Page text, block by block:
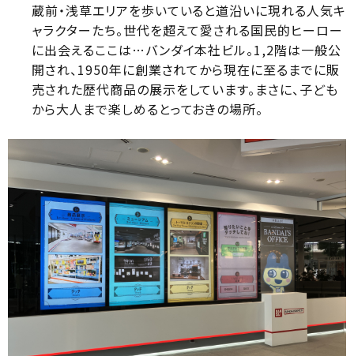
蔵前・浅草エリアを歩いていると道沿いに現れる人気キ
ャラクターたち。世代を超えて愛される国民的ヒーロー
に出会えるここは…バンダイ本社ビル。1,2階は一般公
開され、1950年に創業されてから現在に至るまでに販
売された歴代商品の展示をしています。まさに、子ども
から大人まで楽しめるとっておきの場所。